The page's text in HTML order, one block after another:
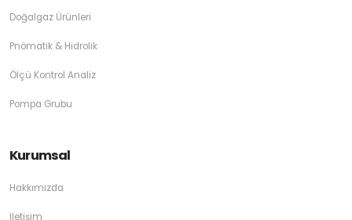
Doğalgaz Ürünleri
Pnömatik & Hidrolik
Ölçü Kontrol Analiz
Pompa Grubu
Kurumsal
Hakkımızda
İletişim